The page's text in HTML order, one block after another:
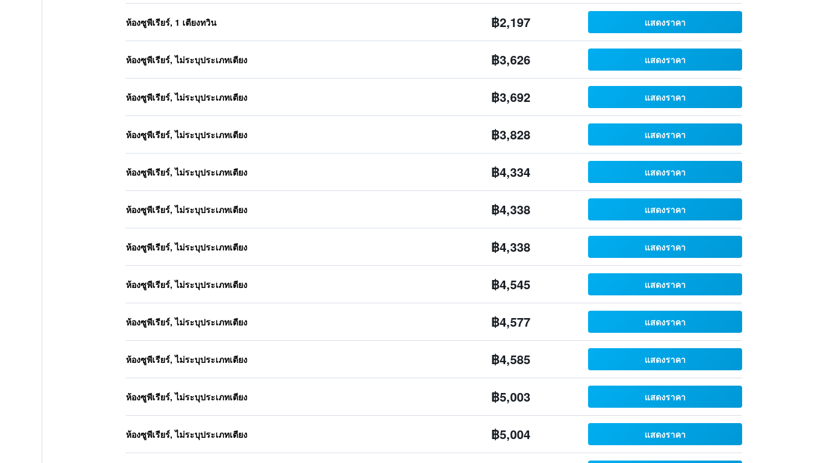
ห้องซูพีเรียร์, 1 เตียงทวิน ฿2,197 แสดงราคา
ห้องซูพีเรียร์, ไม่ระบุประเภทเตียง ฿3,626 แสดงราคา
ห้องซูพีเรียร์, ไม่ระบุประเภทเตียง ฿3,692 แสดงราคา
ห้องซูพีเรียร์, ไม่ระบุประเภทเตียง ฿3,828 แสดงราคา
ห้องซูพีเรียร์, ไม่ระบุประเภทเตียง ฿4,334 แสดงราคา
ห้องซูพีเรียร์, ไม่ระบุประเภทเตียง ฿4,338 แสดงราคา
ห้องซูพีเรียร์, ไม่ระบุประเภทเตียง ฿4,338 แสดงราคา
ห้องซูพีเรียร์, ไม่ระบุประเภทเตียง ฿4,545 แสดงราคา
ห้องซูพีเรียร์, ไม่ระบุประเภทเตียง ฿4,577 แสดงราคา
ห้องซูพีเรียร์, ไม่ระบุประเภทเตียง ฿4,585 แสดงราคา
ห้องซูพีเรียร์, ไม่ระบุประเภทเตียง ฿5,003 แสดงราคา
ห้องซูพีเรียร์, ไม่ระบุประเภทเตียง ฿5,004 แสดงราคา